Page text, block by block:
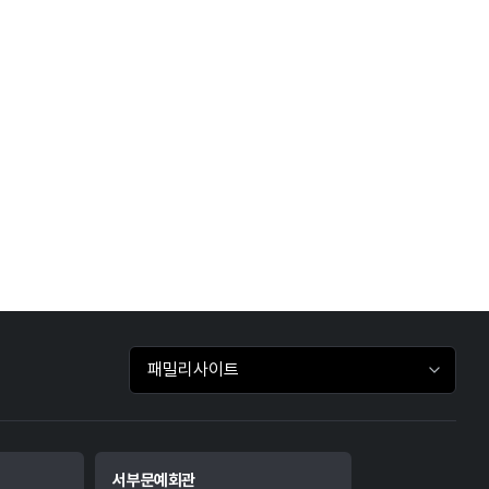
패밀리사이트 바로가기
서부문예회관